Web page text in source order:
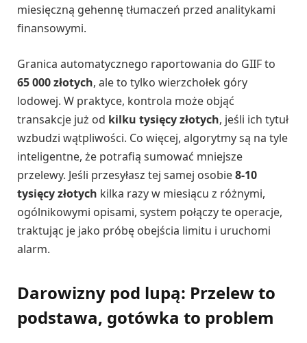
miesięczną gehennę tłumaczeń przed analitykami
finansowymi.
Granica automatycznego raportowania do GIIF to
65 000 złotych, ale to tylko wierzchołek góry
lodowej. W praktyce, kontrola może objąć
transakcje już od kilku tysięcy złotych, jeśli ich tytuł
wzbudzi wątpliwości. Co więcej, algorytmy są na tyle
inteligentne, że potrafią sumować mniejsze
przelewy. Jeśli przesyłasz tej samej osobie8-10
tysięcy złotych kilka razy w miesiącu z różnymi,
ogólnikowymi opisami, system połączy te operacje,
traktując je jako próbę obejścia limitu i uruchomi
alarm.
Darowizny pod lupą: Przelew to
podstawa, gotówka to problem